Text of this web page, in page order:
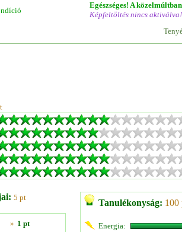
Egészséges! A
Képfeltöltés nincs aktiválva!
5 pt
» 1 pt
Tanulékonyság: 100
Energia: